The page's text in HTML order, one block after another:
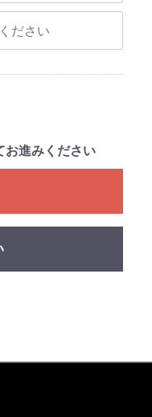
お進みください